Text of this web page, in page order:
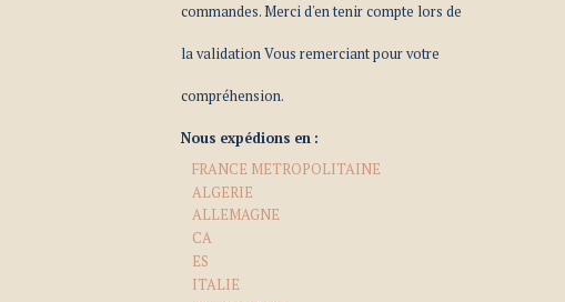
commandes. Merci d'en tenir compte lors de
la validation Vous remerciant pour votre
compréhension.
Nous expédions en :
FRANCE METROPOLITAINE
ALGERIE
ALLEMAGNE
CA
ES
ITALIE